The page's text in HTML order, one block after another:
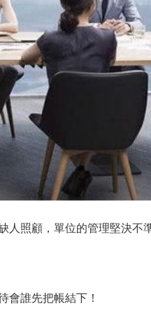
照顧，單位的管理堅決不
誰先把帳結下！